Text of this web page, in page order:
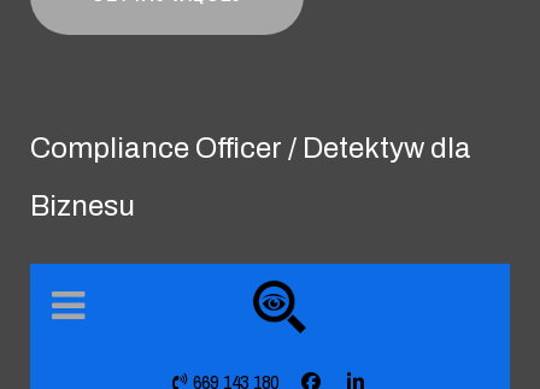
Compliance Officer / Detektyw dla
Biznesu